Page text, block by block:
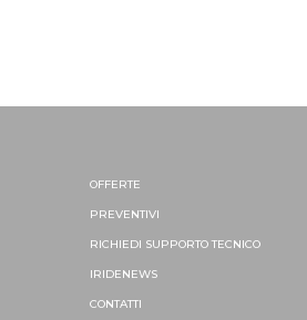
OFFERTE
PREVENTIVI
RICHIEDI SUPPORTOTECNICO
IRIDENEWS
CONTATTI